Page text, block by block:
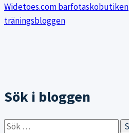
Widetoes.com barfotaskobutiken
träningsbloggen
Sök i bloggen
Sök